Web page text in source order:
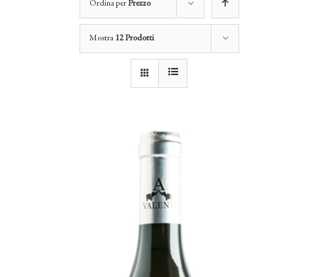
Ordina per Prezzo
Mostra 12 Prodotti